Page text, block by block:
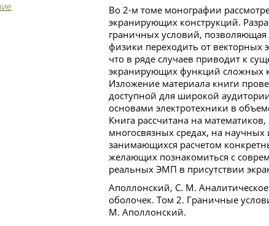
Во 2-м томе монографии
экранирующих конструкций.
граничных условий,
физики переходить от векторных
что в ряде случаев приводит к
экранирующих функций сложных
Изложение материала книги
доступной для широкой
основами электротехники в
Книга рассчитана на
многосвязных средах, на
занимающихся расчетом
желающих познакомиться с
реальных ЭМП в присутствии
Аполлонский, С. М.
оболочек. Том 2. Граничные
М. Аполлонский.